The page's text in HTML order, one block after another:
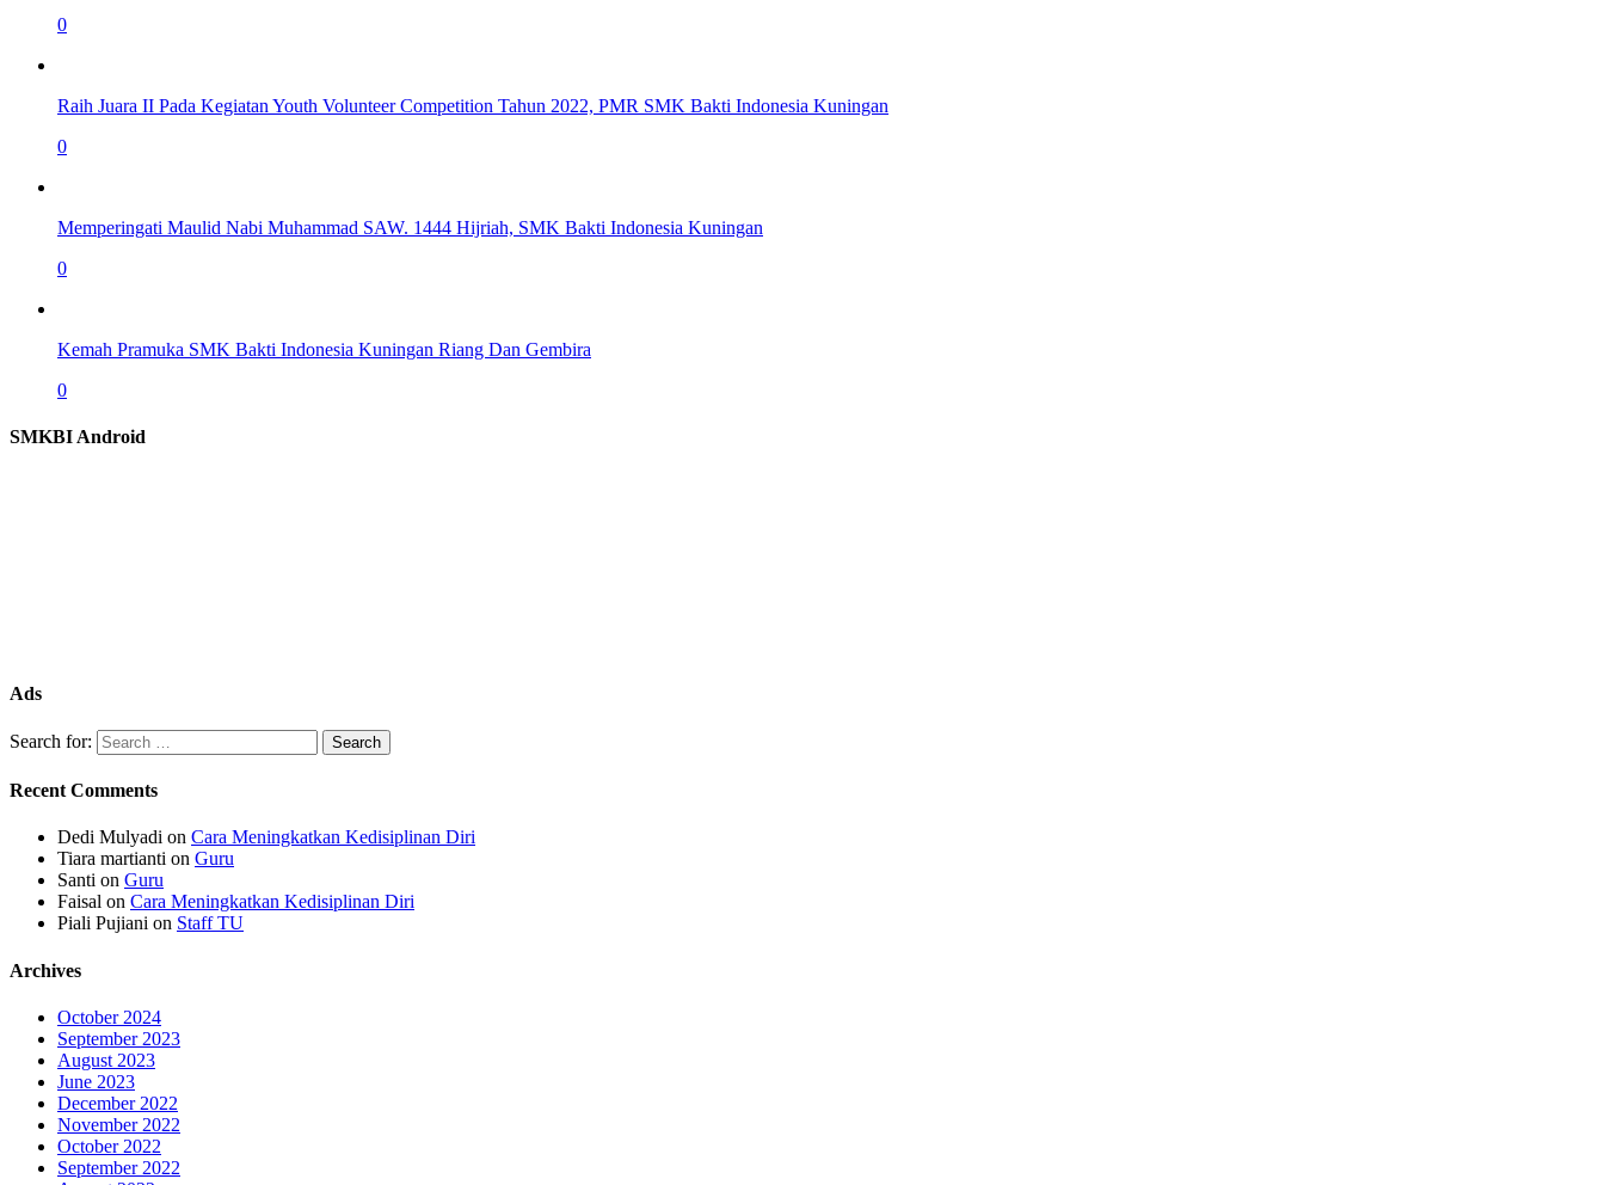
0
Raih Juara II Pada Kegiatan Youth Volunteer Competition Tahun 2022, PMR SMK Bakti Indonesia Kuningan
0
Memperingati Maulid Nabi Muhammad SAW. 1444 Hijriah, SMK Bakti Indonesia Kuningan
0
Kemah Pramuka SMK Bakti Indonesia Kuningan Riang Dan Gembira
0
SMKBI Android
Ads
Search for:
Recent Comments
Dedi Mulyadi on Cara Meningkatkan Kedisiplinan Diri
Tiara martianti on Guru
Santi on Guru
Faisal on Cara Meningkatkan Kedisiplinan Diri
Piali Pujiani on Staff TU
Archives
October 2024
September 2023
August 2023
June 2023
December 2022
November 2022
October 2022
September 2022